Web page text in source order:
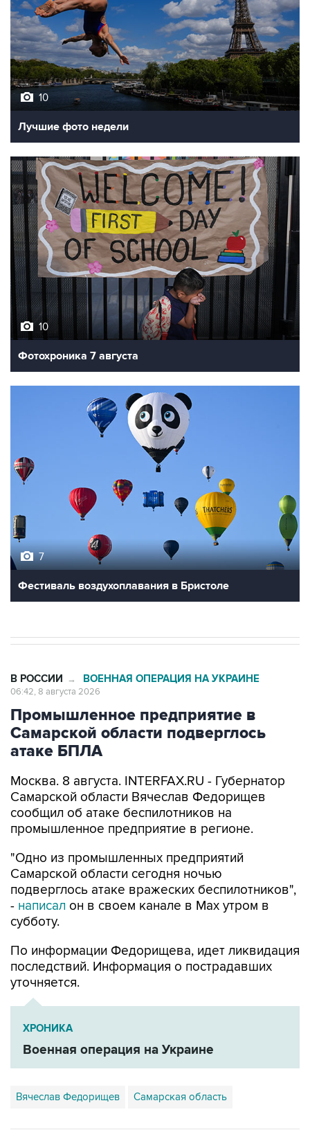
10
Лучшие фото недели
10
Фотохроника 7 августа
Фестиваль воздухоплавания в Бристоле
Промышленное предприятие в
Самарской области подверглось
атаке БПЛА
Москва. 8 августа. INTERFAX.RU - Губернатор
сообщил об атаке беспилотников на
промышленное предприятие в регионе.
"Одно из промышленных предприятий
подверглось атаке вражеских беспилотников",
-написалон в своем канале в Max утром в
субботу.
По информации Федорищева, идет ликвидация
уточняется.
ХРОНИКА
Военная операция на Украине
Вячеслав Федорищев Самарская область